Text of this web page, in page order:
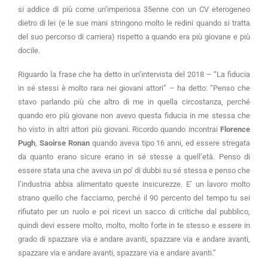
si addice di più come un’imperiosa 35enne con un CV eterogeneo
dietro di lei (e le sue mani stringono molto le redini quando si tratta
del suo percorso di carriera) rispetto a quando era più giovane e più
docile.
Riguardo la frase che ha detto in un’intervista del 2018 – “La fiducia
in sé stessi è molto rara nei giovani attori” – ha detto: “Penso che
stavo parlando più che altro di me in quella circostanza, perché
quando ero più giovane non avevo questa fiducia in me stessa che
ho visto in altri attori più giovani. Ricordo quando incontrai Florence
Pugh Saoirse Ronanquando aveva tipo 16 anni, ed essere stregata
da quanto erano sicure erano in sé stesse a quell’età. Penso di
essere stata una che aveva un po’ di dubbi su sé stessa e penso che
l’industria abbia alimentato queste insicurezze. E’ un lavoro molto
strano quello che facciamo, perché il 90 percento del tempo tu sei
rifiutato per un ruolo e poi ricevi un sacco di critiche dal pubblico,
quindi devi essere molto, molto, molto forte in te stesso e essere in
grado di spazzare via e andare avanti, spazzare via e andare avanti,
spazzare via e andare avanti, spazzare via e andare avanti.”